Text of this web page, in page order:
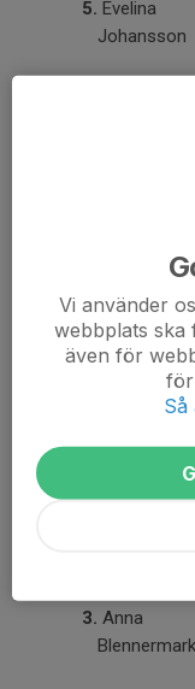
5. Evelina
Johansson
Hoppning
2.Charlotte
3. Anna
Blennermark
Vi använder
webbplats ska
även för
Så